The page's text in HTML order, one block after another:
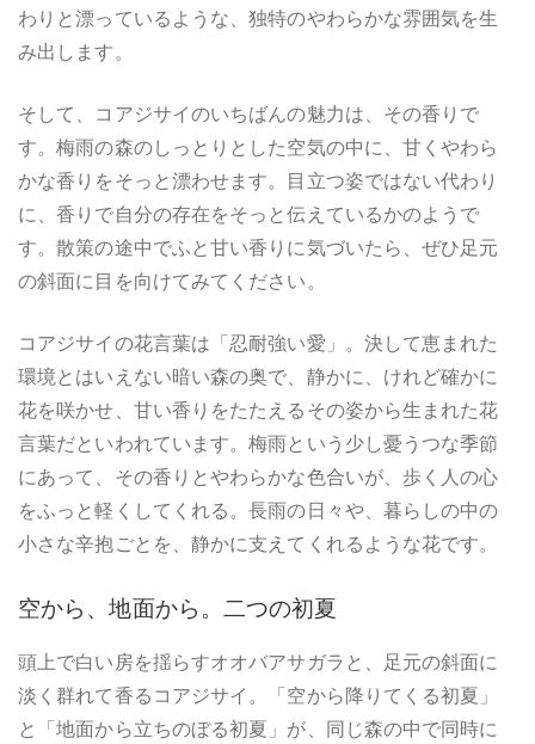
わりと漂っているような、独特のやわらかな雰囲気を生
み出します。
そして、コアジサイのいちばんの魅力は、その香りで
す。梅雨の森のしっとりとした空気の中に、甘くやわら
かな香りをそっと漂わせます。目立つ姿ではない代わり
に、香りで自分の存在をそっと伝えているかのようで
す。散策の途中でふと甘い香りに気づいたら、ぜひ足元
の斜面に目を向けてみてください。
コアジサイの花言葉は「忍耐強い愛」。決して恵まれた
環境とはいえない暗い森の奥で、静かに、けれど確かに
花を咲かせ、甘い香りをたたえるその姿から生まれた花
言葉だといわれています。梅雨という少し憂うつな季節
にあって、その香りとやわらかな色合いが、歩く人の心
をふっと軽くしてくれる。長雨の日々や、暮らしの中の
小さな辛抱ごとを、静かに支えてくれるような花です。
空から、地面から。二つの初夏
頭上で白い房を揺らすオオバアサガラと、足元の斜面に
淡く群れて香るコアジサイ。「空から降りてくる初夏」
と「地面から立ちのぼる初夏」が、同じ森の中で同時に